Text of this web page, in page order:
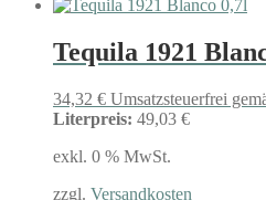
Tequila 1921
34,32 € Umsatzsteuerfrei
Literpreis: 49,03 €
exkl. 0 % MwSt.
zzgl. Versandkosten